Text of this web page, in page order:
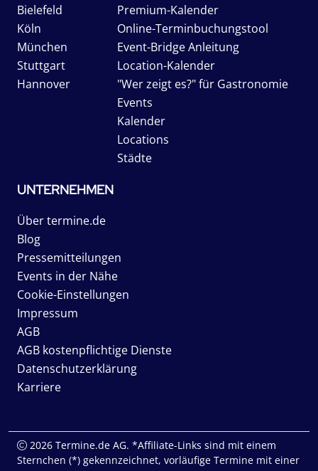
Bielefeld
Köln
München
Stuttgart
Hannover
Premium-Kalender
Online-Terminbuchungstool
Event-Bridge Anleitung
Location-Kalender
"Wer zeigt es?" für Gastronomie
Events
Kalender
Locations
Städte
UNTERNEHMEN
Über termine.de
Blog
Pressemitteilungen
Events in der Nähe
Cookie-Einstellungen
Impressum
AGB
AGB kostenpflichtige Dienste
Datenschutzerklärung
Karriere
2026 Termine.de AG. *Affiliate-Links sind mit einem
Sternchen (*) gekennzeichnet, vorläufige Termine mit einer